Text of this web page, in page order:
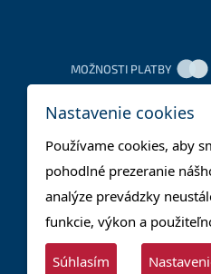
MOŽNOSTI PLATBY
Nastavenie cookies
Používame cookies, aby
pohodlné prezeranie
analýze prevádzky
funkcie, výkon a
Súhlasím